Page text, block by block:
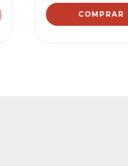
COMPRAR